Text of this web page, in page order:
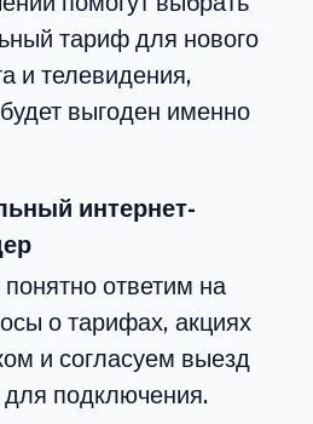
тариф для нового
и телевидения,
выгоден именно
интернет-
ответим на
о тарифах, акциях
и согласуем выезд
подключения.